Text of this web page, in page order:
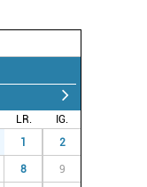
LR.
IG.
1 2
8 9